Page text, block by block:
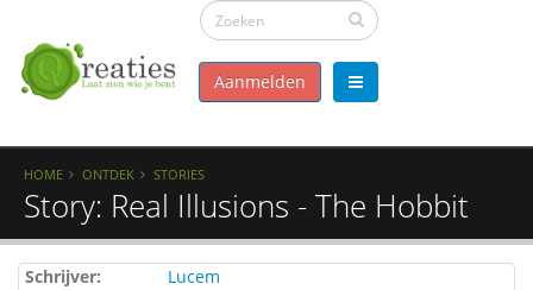
Aanmelden
HOME ONTDEK STORIES
Story: Real Illusions - The Hobbit
Schrijver:
Lucem